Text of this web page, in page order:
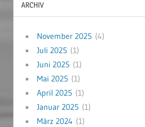
ARCHIV
November 2025 (4)
Juli 2025 (1)
Juni 2025 (1)
Mai 2025 (1)
April 2025 (1)
Januar 2025 (1)
März 2024 (1)